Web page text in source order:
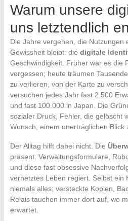
Warum unsere
uns letztendlich
Die Jahre vergehen, die Nutzungen
Gewissheit bleibt: die digitale
Geschwindigkeit. Früher war es die
vergessen; heute träumen
zu verlieren, von der Karte zu
versuchen jedes Jahr fast 2.500
und fast 100.000 in Japan. Die
sozialer Druck, Fehler, die gelöscht
Wunsch, einem unerträglichen Blick
Der Alltag hilft dabei nicht. Die
präsent: Verwaltungsformulare,
und diese fast obsessive
vernetztes Leben regiert. Selbst ein
niemals alles; versteckte Kopien,
Relais tauchen immer dort auf, wo
erwartet.